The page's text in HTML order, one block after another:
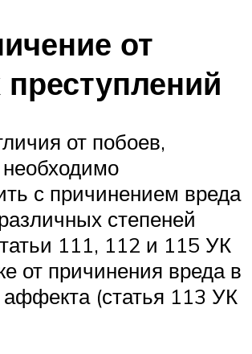
от
преступлений
от побоев,
с причинением вреда
степеней
111, 112 и 115 УК
от причинения вреда в
аффекта (статья 113 УК